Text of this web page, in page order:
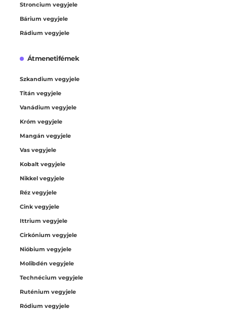
Stroncium vegyjele
Bárium vegyjele
Rádium vegyjele
Átmenetifémek
Szkandium vegyjele
Titán vegyjele
Vanádium vegyjele
Króm vegyjele
Mangán vegyjele
Vas vegyjele
Kobalt vegyjele
Nikkel vegyjele
Réz vegyjele
Cink vegyjele
Ittrium vegyjele
Cirkónium vegyjele
Nióbium vegyjele
Molibdén vegyjele
Technécium vegyjele
Ruténium vegyjele
Ródium vegyjele